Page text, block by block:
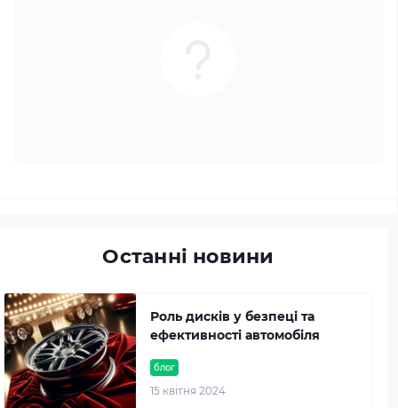
Останні новини
блог
15 квітня 2024
Роль дисків у безпеці та
ефективності автомобіля